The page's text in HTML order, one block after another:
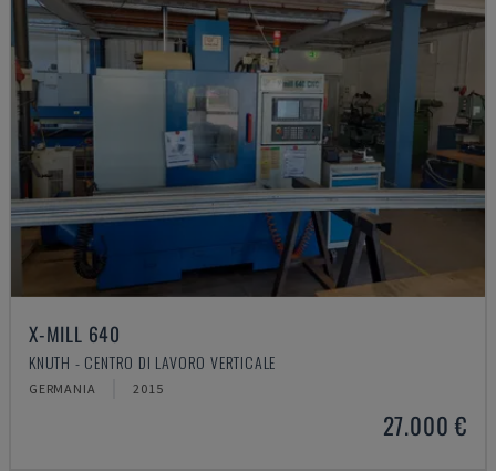
X-MILL 640
KNUTH - CENTRO DI LAVORO VERTICALE
GERMANIA 2015
27.000 €